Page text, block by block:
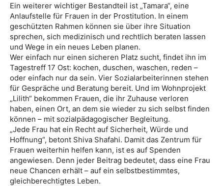
Ein weiterer wichtiger Bestandteil ist „Tamara“, eine
Anlaufstelle für Frauen in der Prostitution. In einem
geschützten Rahmen können sie über ihre Situation
sprechen, sich medizinisch und rechtlich beraten lassen
und Wege in ein neues Leben planen.
Wer einfach nur einen sicheren Platz sucht, findet ihn im
Tagestreff 17 Ost: kochen, duschen, waschen, reden –
oder einfach nur da sein. Vier Sozialarbeiterinnen stehen
für Gespräche und Beratung bereit. Und im Wohnprojekt
„Lilith“ bekommen Frauen, die ihr Zuhause verloren
haben, einen Ort, an dem sie wieder zu sich selbst finden
können – mit sozialpädagogischer Begleitung.
„Jede Frau hat ein Recht auf Sicherheit, Würde und
Hoffnung“, betont Shiva Shafahi. Damit das Zentrum für
Frauen weiterhin helfen kann, ist es auf Spenden
angewiesen. Denn jeder Beitrag bedeutet, dass eine Frau
neue Chancen erhält – auf ein selbstbestimmtes,
gleichberechtigtes Leben.